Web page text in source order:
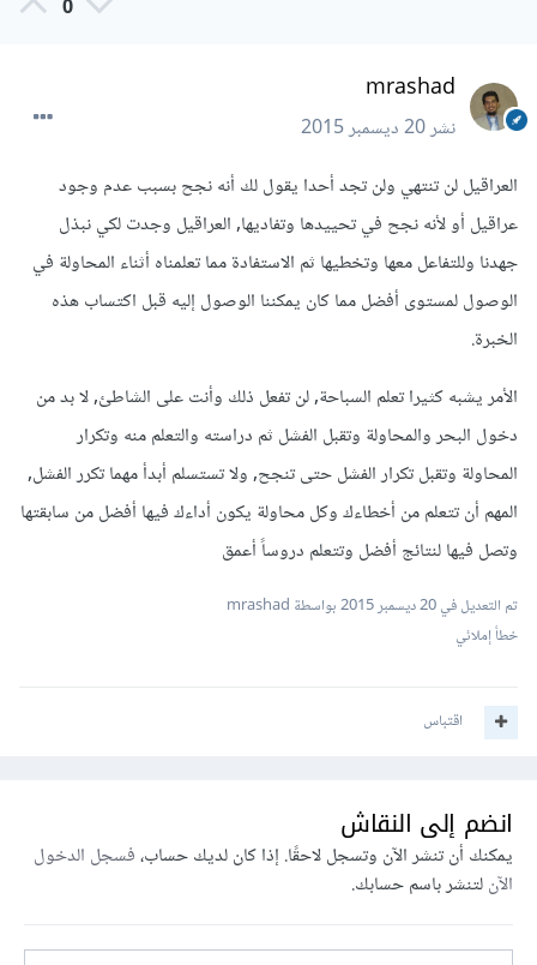
0
mrashad
نشر20 ديسمبر 2015
العراقيل لن تنتهي ولن تجد أحدا يقول لك أنه نجح بسبب عدم وجود
عراقيل أو لأنه نجح في تحييدها وتفاديها, العراقيل وجدت لكي نبذل
جهدنا وللتفاعل معها وتخطيها ثم الاستفادة مما تعلمناه أثناء المحاولة في
الوصول لمستوى أفضل مما كان يمكننا الوصول إليه قبل اكتساب هذه
الخبرة.
الأمر يشبه كثيرا تعلم السباحة, لن تفعل ذلك وأنت على الشاطئ, لا بد من
دخول البحر والمحاولة وتقبل الفشل ثم دراسته والتعلم منه وتكرار
المحاولة وتقبل تكرار الفشل حتى تنجح, ولا تستسلم أبدأ مهما تكرر الفشل,
المهم أن تتعلم من أخطاءك وكل محاولة يكون أداءك فيها أفضل من سابقتها
وتصل فيها لنتائج أفضل وتتعلم دروساً أعمق
تم التعديل في20 ديسمبر 2015
بواسطة mrashad
خطأ إملائي
اقتباس
انضم إلى النقاش
يمكنك أن تنشر الآن وتسجل لاحقًا. إذا كان لديك حساب،فسجل الدخول
الآنلتنشر باسم حسابك.